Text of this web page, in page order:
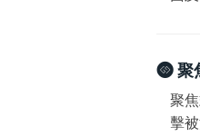
聚
聚
擊